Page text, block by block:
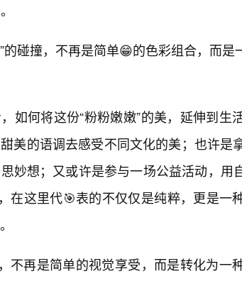
”的碰撞，不再是简单😁的色彩组合，而
如何将这份“粉粉嫩嫩”的美，延伸到生
美的语调去感受不同文化的美；也许是
妙想；又或许是参与一场公益活动，用
在这里代🎯表的不仅仅是纯粹，更是一
不再是简单的视觉享受，而是转化为一